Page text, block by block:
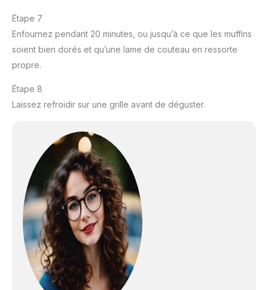
Étape 7
Enfournez pendant 20 minutes, ou jusqu’à ce que les muffins
soient bien dorés et qu’une lame de couteau en ressorte
propre.
Étape 8
Laissez refroidir sur une grille avant de déguster.